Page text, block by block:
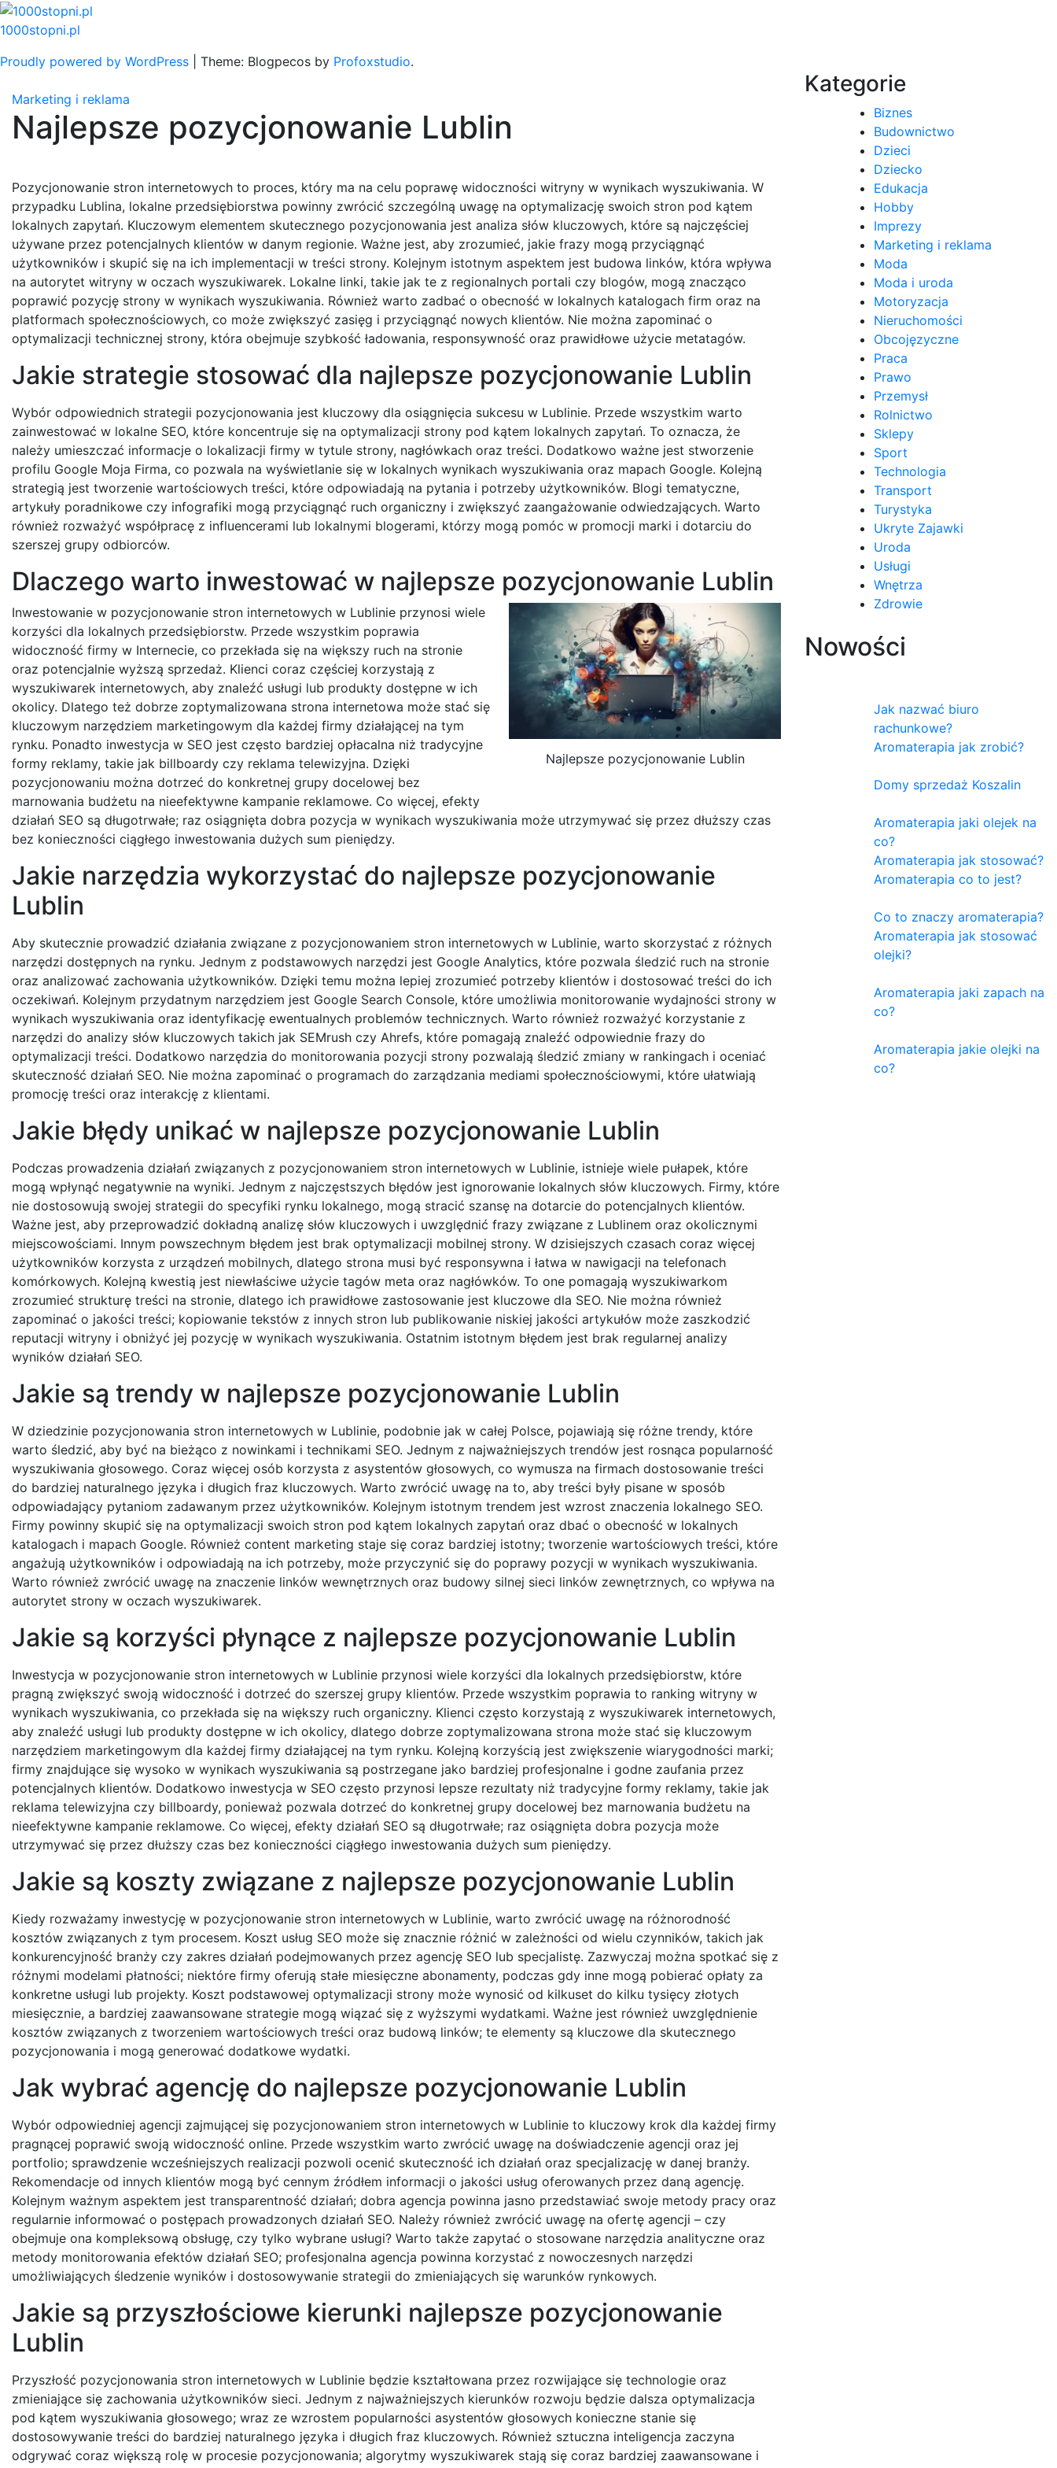
Skip
to
1000stopni.pl
Proudly powered by WordPress
Theme: Blogpecos by Profoxstudio.
Marketing i reklama
Najlepsze pozycjonowanie Lublin
Pozycjonowanie stron internetowych to proces, który ma na celu poprawę widoczności witryny w wynikach wyszukiwania. W
przypadku Lublina, lokalne przedsiębiorstwa powinny zwrócić szczególną uwagę na optymalizację swoich stron pod kątem
lokalnych zapytań. Kluczowym elementem skutecznego pozycjonowania jest analiza słów kluczowych, które są najczęściej
używane przez potencjalnych klientów w danym regionie. Ważne jest, aby zrozumieć, jakie frazy mogą przyciągnąć
użytkowników i skupić się na ich implementacji w treści strony. Kolejnym istotnym aspektem jest budowa linków, która wpływa
na autorytet witryny w oczach wyszukiwarek. Lokalne linki, takie jak te z regionalnych portali czy blogów, mogą znacząco
poprawić pozycję strony w wynikach wyszukiwania. Również warto zadbać o obecność w lokalnych katalogach firm oraz na
platformach społecznościowych, co może zwiększyć zasięg i przyciągnąć nowych klientów. Nie można zapominać o
optymalizacji technicznej strony, która obejmuje szybkość ładowania, responsywność oraz prawidłowe użycie metatagów.
Jakie strategie stosować dla najlepsze pozycjonowanie Lublin
Wybór odpowiednich strategii pozycjonowania jest kluczowy dla osiągnięcia sukcesu w Lublinie. Przede wszystkim warto
zainwestować w lokalne SEO, które koncentruje się na optymalizacji strony pod kątem lokalnych zapytań. To oznacza, że
należy umieszczać informacje o lokalizacji firmy w tytule strony, nagłówkach oraz treści. Dodatkowo ważne jest stworzenie
profilu Google Moja Firma, co pozwala na wyświetlanie się w lokalnych wynikach wyszukiwania oraz mapach Google. Kolejną
strategią jest tworzenie wartościowych treści, które odpowiadają na pytania i potrzeby użytkowników. Blogi tematyczne,
artykuły poradnikowe czy infografiki mogą przyciągnąć ruch organiczny i zwiększyć zaangażowanie odwiedzających. Warto
również rozważyć współpracę z influencerami lub lokalnymi blogerami, którzy mogą pomóc w promocji marki i dotarciu do
szerszej grupy odbiorców.
Dlaczego warto inwestować w najlepsze pozycjonowanie Lublin
Najlepsze pozycjonowanie Lublin
Inwestowanie w pozycjonowanie stron internetowych w Lublinie przynosi wiele
korzyści dla lokalnych przedsiębiorstw. Przede wszystkim poprawia
widoczność firmy w Internecie, co przekłada się na większy ruch na stronie
oraz potencjalnie wyższą sprzedaż. Klienci coraz częściej korzystają z
wyszukiwarek internetowych, aby znaleźć usługi lub produkty dostępne w ich
okolicy. Dlatego też dobrze zoptymalizowana strona internetowa może stać się
kluczowym narzędziem marketingowym dla każdej firmy działającej na tym
rynku. Ponadto inwestycja w SEO jest często bardziej opłacalna niż tradycyjne
formy reklamy, takie jak billboardy czy reklama telewizyjna. Dzięki
pozycjonowaniu można dotrzeć do konkretnej grupy docelowej bez
marnowania budżetu na nieefektywne kampanie reklamowe. Co więcej, efekty
działań SEO są długotrwałe; raz osiągnięta dobra pozycja w wynikach wyszukiwania może utrzymywać się przez dłuższy czas
bez konieczności ciągłego inwestowania dużych sum pieniędzy.
Jakie narzędzia wykorzystać do najlepsze pozycjonowanie
Lublin
Aby skutecznie prowadzić działania związane z pozycjonowaniem stron internetowych w Lublinie, warto skorzystać z różnych
narzędzi dostępnych na rynku. Jednym z podstawowych narzędzi jest Google Analytics, które pozwala śledzić ruch na stronie
oraz analizować zachowania użytkowników. Dzięki temu można lepiej zrozumieć potrzeby klientów i dostosować treści do ich
oczekiwań. Kolejnym przydatnym narzędziem jest Google Search Console, które umożliwia monitorowanie wydajności strony w
wynikach wyszukiwania oraz identyfikację ewentualnych problemów technicznych. Warto również rozważyć korzystanie z
narzędzi do analizy słów kluczowych takich jak SEMrush czy Ahrefs, które pomagają znaleźć odpowiednie frazy do
optymalizacji treści. Dodatkowo narzędzia do monitorowania pozycji strony pozwalają śledzić zmiany w rankingach i oceniać
skuteczność działań SEO. Nie można zapominać o programach do zarządzania mediami społecznościowymi, które ułatwiają
promocję treści oraz interakcję z klientami.
Jakie błędy unikać w najlepsze pozycjonowanie Lublin
Podczas prowadzenia działań związanych z pozycjonowaniem stron internetowych w Lublinie, istnieje wiele pułapek, które
mogą wpłynąć negatywnie na wyniki. Jednym z najczęstszych błędów jest ignorowanie lokalnych słów kluczowych. Firmy, które
nie dostosowują swojej strategii do specyfiki rynku lokalnego, mogą stracić szansę na dotarcie do potencjalnych klientów.
Ważne jest, aby przeprowadzić dokładną analizę słów kluczowych i uwzględnić frazy związane z Lublinem oraz okolicznymi
miejscowościami. Innym powszechnym błędem jest brak optymalizacji mobilnej strony. W dzisiejszych czasach coraz więcej
użytkowników korzysta z urządzeń mobilnych, dlatego strona musi być responsywna i łatwa w nawigacji na telefonach
komórkowych. Kolejną kwestią jest niewłaściwe użycie tagów meta oraz nagłówków. To one pomagają wyszukiwarkom
zrozumieć strukturę treści na stronie, dlatego ich prawidłowe zastosowanie jest kluczowe dla SEO. Nie można również
zapominać o jakości treści; kopiowanie tekstów z innych stron lub publikowanie niskiej jakości artykułów może zaszkodzić
reputacji witryny i obniżyć jej pozycję w wynikach wyszukiwania. Ostatnim istotnym błędem jest brak regularnej analizy
wyników działań SEO.
Jakie są trendy w najlepsze pozycjonowanie Lublin
W dziedzinie pozycjonowania stron internetowych w Lublinie, podobnie jak w całej Polsce, pojawiają się różne trendy, które
warto śledzić, aby być na bieżąco z nowinkami i technikami SEO. Jednym z najważniejszych trendów jest rosnąca popularność
wyszukiwania głosowego. Coraz więcej osób korzysta z asystentów głosowych, co wymusza na firmach dostosowanie treści
do bardziej naturalnego języka i długich fraz kluczowych. Warto zwrócić uwagę na to, aby treści były pisane w sposób
odpowiadający pytaniom zadawanym przez użytkowników. Kolejnym istotnym trendem jest wzrost znaczenia lokalnego SEO.
Firmy powinny skupić się na optymalizacji swoich stron pod kątem lokalnych zapytań oraz dbać o obecność w lokalnych
katalogach i mapach Google. Również content marketing staje się coraz bardziej istotny; tworzenie wartościowych treści, które
angażują użytkowników i odpowiadają na ich potrzeby, może przyczynić się do poprawy pozycji w wynikach wyszukiwania.
Warto również zwrócić uwagę na znaczenie linków wewnętrznych oraz budowy silnej sieci linków zewnętrznych, co wpływa na
autorytet strony w oczach wyszukiwarek.
Jakie są korzyści płynące z najlepsze pozycjonowanie Lublin
Inwestycja w pozycjonowanie stron internetowych w Lublinie przynosi wiele korzyści dla lokalnych przedsiębiorstw, które
pragną zwiększyć swoją widoczność i dotrzeć do szerszej grupy klientów. Przede wszystkim poprawia to ranking witryny w
wynikach wyszukiwania, co przekłada się na większy ruch organiczny. Klienci często korzystają z wyszukiwarek internetowych,
aby znaleźć usługi lub produkty dostępne w ich okolicy, dlatego dobrze zoptymalizowana strona może stać się kluczowym
narzędziem marketingowym dla każdej firmy działającej na tym rynku. Kolejną korzyścią jest zwiększenie wiarygodności marki;
firmy znajdujące się wysoko w wynikach wyszukiwania są postrzegane jako bardziej profesjonalne i godne zaufania przez
potencjalnych klientów. Dodatkowo inwestycja w SEO często przynosi lepsze rezultaty niż tradycyjne formy reklamy, takie jak
reklama telewizyjna czy billboardy, ponieważ pozwala dotrzeć do konkretnej grupy docelowej bez marnowania budżetu na
nieefektywne kampanie reklamowe. Co więcej, efekty działań SEO są długotrwałe; raz osiągnięta dobra pozycja może
utrzymywać się przez dłuższy czas bez konieczności ciągłego inwestowania dużych sum pieniędzy.
Jakie są koszty związane z najlepsze pozycjonowanie Lublin
Kiedy rozważamy inwestycję w pozycjonowanie stron internetowych w Lublinie, warto zwrócić uwagę na różnorodność
kosztów związanych z tym procesem. Koszt usług SEO może się znacznie różnić w zależności od wielu czynników, takich jak
konkurencyjność branży czy zakres działań podejmowanych przez agencję SEO lub specjalistę. Zazwyczaj można spotkać się z
różnymi modelami płatności; niektóre firmy oferują stałe miesięczne abonamenty, podczas gdy inne mogą pobierać opłaty za
konkretne usługi lub projekty. Koszt podstawowej optymalizacji strony może wynosić od kilkuset do kilku tysięcy złotych
miesięcznie, a bardziej zaawansowane strategie mogą wiązać się z wyższymi wydatkami. Ważne jest również uwzględnienie
kosztów związanych z tworzeniem wartościowych treści oraz budową linków; te elementy są kluczowe dla skutecznego
pozycjonowania i mogą generować dodatkowe wydatki.
Jak wybrać agencję do najlepsze pozycjonowanie Lublin
Wybór odpowiedniej agencji zajmującej się pozycjonowaniem stron internetowych w Lublinie to kluczowy krok dla każdej firmy
pragnącej poprawić swoją widoczność online. Przede wszystkim warto zwrócić uwagę na doświadczenie agencji oraz jej
portfolio; sprawdzenie wcześniejszych realizacji pozwoli ocenić skuteczność ich działań oraz specjalizację w danej branży.
Rekomendacje od innych klientów mogą być cennym źródłem informacji o jakości usług oferowanych przez daną agencję.
Kolejnym ważnym aspektem jest transparentność działań; dobra agencja powinna jasno przedstawiać swoje metody pracy oraz
regularnie informować o postępach prowadzonych działań SEO. Należy również zwrócić uwagę na ofertę agencji – czy
obejmuje ona kompleksową obsługę, czy tylko wybrane usługi? Warto także zapytać o stosowane narzędzia analityczne oraz
metody monitorowania efektów działań SEO; profesjonalna agencja powinna korzystać z nowoczesnych narzędzi
umożliwiających śledzenie wyników i dostosowywanie strategii do zmieniających się warunków rynkowych.
Jakie są przyszłościowe kierunki najlepsze pozycjonowanie
Lublin
Przyszłość pozycjonowania stron internetowych w Lublinie będzie kształtowana przez rozwijające się technologie oraz
zmieniające się zachowania użytkowników sieci. Jednym z najważniejszych kierunków rozwoju będzie dalsza optymalizacja
pod kątem wyszukiwania głosowego; wraz ze wzrostem popularności asystentów głosowych konieczne stanie się
dostosowywanie treści do bardziej naturalnego języka i długich fraz kluczowych. Również sztuczna inteligencja zaczyna
odgrywać coraz większą rolę w procesie pozycjonowania; algorytmy wyszukiwarek stają się coraz bardziej zaawansowane i
Kategorie
Biznes
Budownictwo
Dzieci
Dziecko
Edukacja
Hobby
Imprezy
Marketing i reklama
Moda
Moda i uroda
Motoryzacja
Nieruchomości
Obcojęzyczne
Praca
Prawo
Przemysł
Rolnictwo
Sklepy
Sport
Technologia
Transport
Turystyka
Ukryte Zajawki
Uroda
Usługi
Wnętrza
Zdrowie
Nowości
Jak nazwać biuro
rachunkowe?
Aromaterapia jak zrobić?
Domy sprzedaż Koszalin
Aromaterapia jaki olejek na
co?
Aromaterapia jak stosować?
Aromaterapia co to jest?
Co to znaczy aromaterapia?
Aromaterapia jak stosować
olejki?
Aromaterapia jaki zapach na
co?
Aromaterapia jakie olejki na
co?